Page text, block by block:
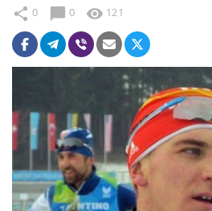
share 0 chat_bubble 0 visibility 121